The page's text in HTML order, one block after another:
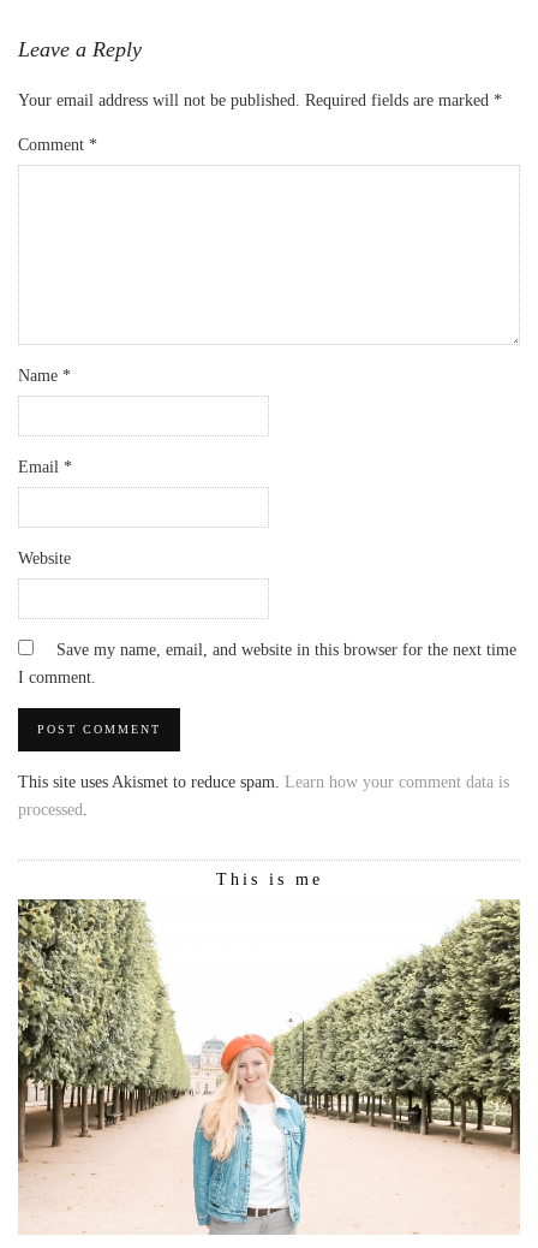
Leave a Reply
Your email address will not be published. Required fields are marked *
Comment *
Name *
Email *
Website
Save my name, email, and website in this browser for the next time
I comment.
This site uses Akismet to reduce spam. Learn how your comment data is
processed.
This is me